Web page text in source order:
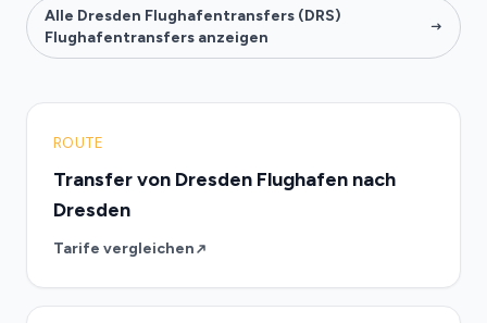
Alle Dresden Flughafentransfers (DRS)
Flughafentransfers anzeigen
ROUTE
Transfer von Dresden Flughafen nach
Dresden
Tarife vergleichen